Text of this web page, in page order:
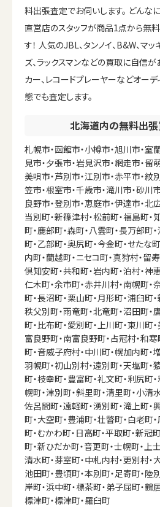
料出張査定でお伺いします。 どんなに
直営店のスタッフが商品1点から無
す！ 人気のJBL、タンノイ、B&W、マッ
ズ、ラックスマンなどの買取に自信が
カー、レコードプレーヤーなどオー
態でも査定します。
北海道内の無料出
札幌市・函館市・小樽市・旭川市・室
見市・夕張市・岩見沢市・網走市・留
美唄市・芦別市・江別市・赤平市・紋
笠市・根室市・千歳市・滝川市・砂川
良野市・登別市・恵庭市・伊達市・北
当別町・新篠津村・松前町・福島町・
町・鹿部町・森町・八雲町・長万部町
町・乙部町・奥尻町・今金町・せたな
内町・蘭越町・ニセコ町・真狩村・留
倶知安町・共和町・岩内町・泊村・神
仁木町・余市町・赤井川村・南幌町・
町・長沼町・栗山町・月形町・浦臼町
秩父別町・雨竜町・北竜町・沼田町・
町・比布町・愛別町・上川町・東川町
富良野町・南富良野町・占冠村・和寒
町・音威子府村・中川町・幌加内町・
羽幌町・初山別村・遠別町・天塩町・
町・枝幸町・豊富町・礼文町・利尻町
幌町・津別町・斜里町・清里町・小清
佐呂間町・遠軽町・湧別町・滝上町・
町・大空町・豊浦町・壮瞥町・白老町
町・むかわ町・日高町・平取町・新冠
町・新ひだか町・音更町・士幌町・上
清水町・芽室町・中札内村・更別村・
池田町・豊頃町・本別町・足寄町・陸
岸町・浜中町・標茶町・弟子屈町・鶴
標津町・標津町・羅臼町